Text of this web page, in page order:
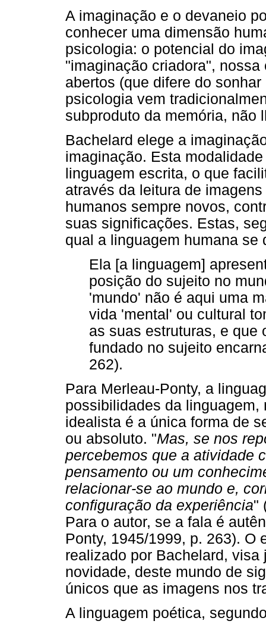
A imaginação e o devaneio
conhecer uma dimensão
psicologia: o potencial do
"imaginação criadora",
abertos (que difere do
psicologia vem
subproduto da memória, não
Bachelard elege a
imaginação. Esta
linguagem escrita, o que
através da leitura de
humanos sempre novos,
suas significações. Estas,
qual a linguagem humana se
Ela [a linguagem]
posição do sujeito no
'mundo' não é aqui uma
vida 'mental' ou cultural
as suas estruturas, e que
fundado no sujeito
262).
Para Merleau-Ponty, a
possibilidades da
idealista é a única forma de
ou absoluto. "Mas, se nos
percebemos que a atividade
pensamento ou um
relacionar-se ao mundo e,
configuração da experiência"
Para o autor, se a fala é
Ponty, 1945/1999, p. 263). O
realizado por Bachelard,
novidade, deste mundo de
únicos que as imagens nos
A linguagem poética,